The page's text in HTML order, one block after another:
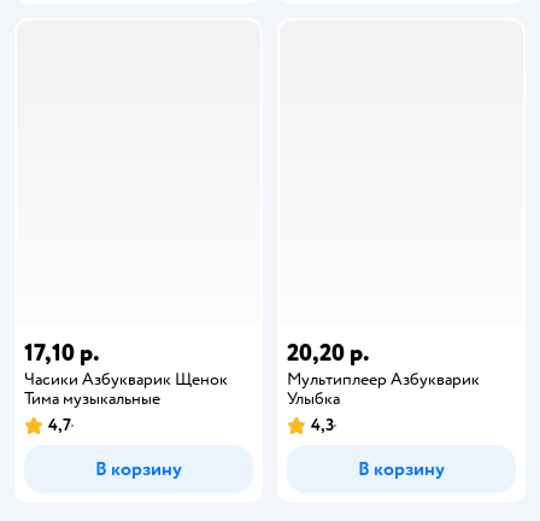
17,10 р.
Часики Азбукварик Щенок
Тима музыкальные
4,7
В корзину
20,20 р.
Мультиплеер Азбукварик
Улыбка
4,3
В корзину